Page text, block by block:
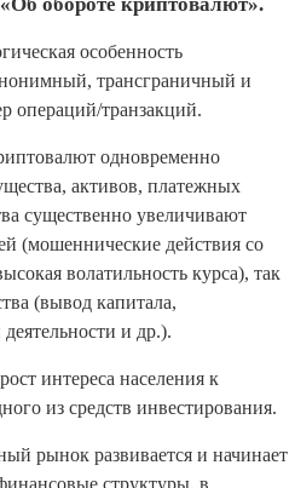
особенность
трансграничный и
операций/транзакций.
одновременно
активов, платежных
существенно увеличивают
(мошеннические действия со
волатильность курса), так
(вывод капитала,
и др.).
интереса населения к
из средств инвестирования.
рынок развивается и начинает
структуры, в